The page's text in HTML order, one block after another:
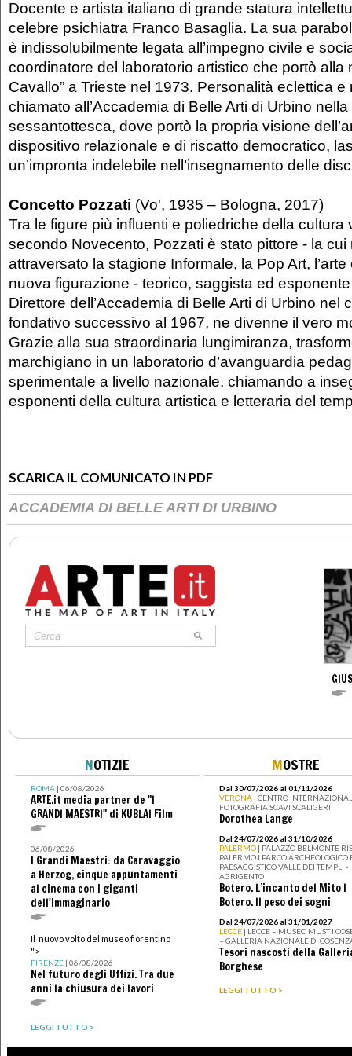
Docente e artista italiano di grande statura
celebre psichiatra Franco Basaglia. La sua
è indissolubilmente legata all’impegno civile e
coordinatore del laboratorio artistico che portò alla
Cavallo” a Trieste nel 1973. Personalità eclettica e
chiamato all’Accademia di Belle Arti di Urbino
sessantottesca, dove portò la propria visione
dispositivo relazionale e di riscatto democratico,
un’impronta indelebile nell’insegnamento delle
Concetto Pozzati (Vo', 1935 – Bologna, 2017)
Tra le figure più influenti e poliedriche della cultura
secondo Novecento, Pozzati è stato pittore - la cui
attraversato la stagione Informale, la Pop Art,
nuova figurazione - teorico, saggista ed
Direttore dell’Accademia di Belle Arti di Urbino nel
fondativo successivo al 1967, ne divenne il vero
Grazie alla sua straordinaria lungimiranza,
marchigiano in un laboratorio d’avanguardia
sperimentale a livello nazionale, chiamando a
esponenti della cultura artistica e letteraria del
SCARICA IL COMUNICATO IN PDF
ACCADEMIA DI BELLE ARTI DI URBINO
NOTIZIE
ROMA| 06/08/2026
ARTE.it media partner de "I
GRANDI MAESTRI" di KUBLAI Film
06/08/2026
I Grandi Maestri: da Caravaggio
a Herzog, cinque appuntamenti
al cinema con i giganti
dell'immaginario
Il nuovo volto del museo fiorentino
">
FIRENZE| 06/08/2026
Nel futuro degli Uffizi. Tra due
anni la chiusura dei lavori
LEGGI TUTTO >
MOSTRE
Dal 30/07/2026 al 01/11/2026
VERONA | CENTRO
FOTOGRAFIA SCAVI SCALIGERI
Dorothea Lange
Dal 24/07/2026 al 31/10/2026
PALERMO | PALAZZO BELMONTE
PALERMO I PARCO ARCHEOLOGICO
PAESAGGISTICO VALLE DEI TEMPLI -
AGRIGENTO
Botero. L’incanto del Mito I
Botero. Il peso dei sogni
Dal 24/07/2026 al 31/01/2027
LECCE | LECCE – MUSEO MUST I
– GALLERIA NAZIONALE DI
Tesori nascosti della
Borghese
LEGGI TUTTO >